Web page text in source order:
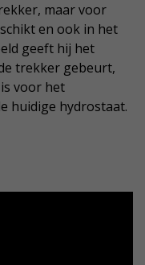
maar voor
en ook in het
geeft hij het
trekker gebeurt,
voor het
huidige hydrostaat.